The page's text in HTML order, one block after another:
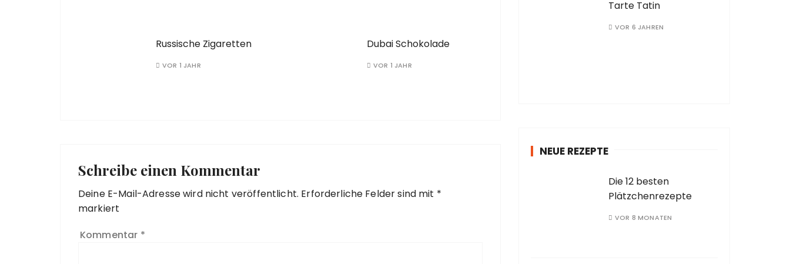
Russische Zigaretten
VOR 1 JAHR
Dubai Schokolade
VOR 1 JAHR
Schreibe einen Kommentar
Deine E-Mail-Adresse wird nicht veröffentlicht. Erforderliche Felder sind mit *
markiert
Kommentar *
Tarte Tatin
VOR 6 JAHREN
NEUE REZEPTE
Die 12 besten
Plätzchenrezepte
VOR 8 MONATEN